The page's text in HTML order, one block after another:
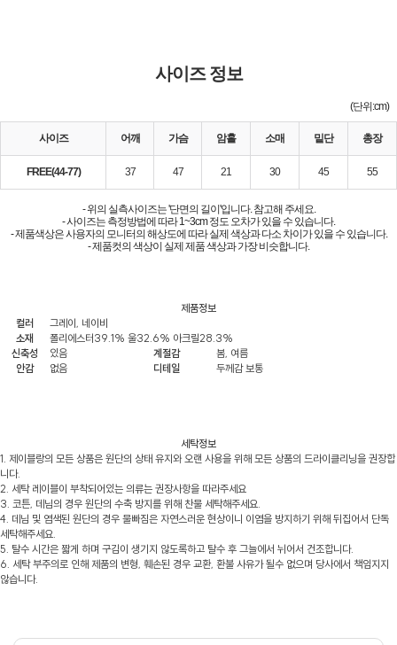
사이즈 정보
(단위 :cm)
사이즈 어깨 가슴 암홀 소매 밑단 총장
FREE(44-77) 37 47 21 30 45 55
- 위의 실측사이즈는 '단면의 길이'입니다. 참고해 주세요.
- 사이즈는 측정방법에 따라 1~3cm 정도 오차가 있을 수 있습니다.
- 제품색상은 사용자의 모니터의 해상도에 따라 실제 색상과 다소 차이가 있을 수 있습니다.
- 제품컷의 색상이 실제 제품 색상과 가장 비슷합니다.
제품정보
컬러
그레이, 네이비
소재
폴리에스터39.1% 울32.6% 아크릴28.3%
신축성
있음 계절감
봄, 여름
안감
없음 디테일 두께감 보통
세탁정보
1. 제이블랑의 모든 상품은 원단의 상태 유지와 오랜 사용을 위해 모든 상품의 드라이클리닝을 권장합
니다.
2. 세탁 레이블이 부착되어있는 의류는 권장사항을 따라주세요
3. 코튼, 데님의 경우 원단의 수축 방지를 위해 찬물 세탁해주세요.
4. 데님 및 염색된 원단의 경우 물빠짐은 자연스러운 현상이니 이염을 방지하기 위해 뒤집어서 단독
세탁해주세요.
5. 탈수 시간은 짧게 하며 구김이 생기지 않도록하고 탈수 후 그늘에서 뉘어서 건조합니다.
6. 세탁 부주의로 인해 제품의 변형, 훼손된 경우 교환, 환불 사유가 될수 없으며 당사에서 책임지지
않습니다.